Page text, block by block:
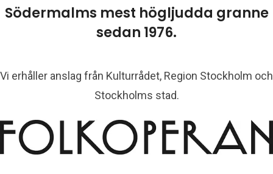
Södermalms mest högljudda granne
sedan 1976.
Vi erhåller anslag från Kulturrådet, Region Stockholm och
Stockholms stad.